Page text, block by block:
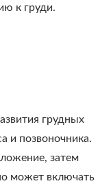
к груди.
грудных
и позвоночника.
затем
может включать